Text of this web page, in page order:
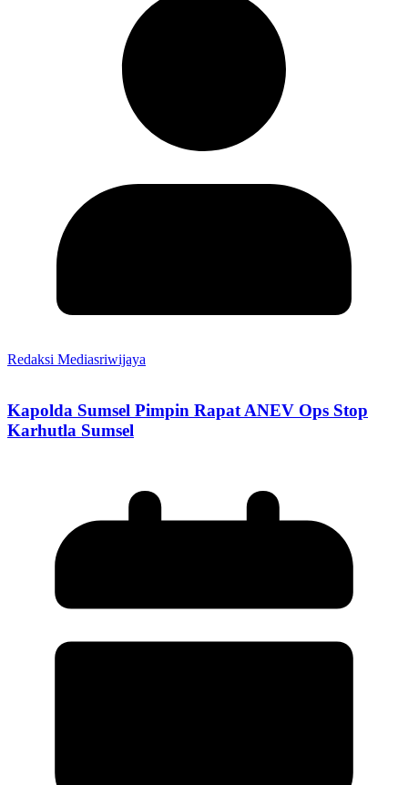
Redaksi Mediasriwijaya
Kapolda Sumsel Pimpin Rapat ANEV Ops Stop
Karhutla Sumsel